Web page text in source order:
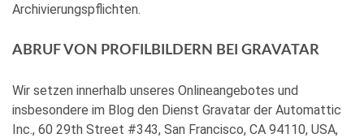
Archivierungspflichten.
ABRUF VON PROFILBILDERN BEI GRAVATAR
Wir setzen innerhalb unseres Onlineangebotes und
insbesondere im Blog den Dienst Gravatar der Automattic
Inc., 60 29th Street #343, San Francisco, CA 94110, USA,